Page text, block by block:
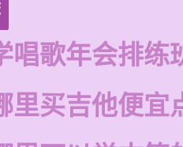
唱歌年会排练
里买吉他便宜